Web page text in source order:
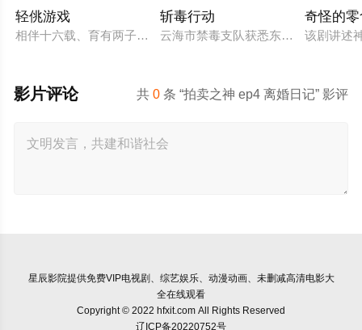
轻佻游戏
相伴十六载、育有两子的弗朗索瓦与朱莉陷入灵肉疏离。为探
斩毒行动
云海市禁毒支队获悉东南亚毒王廖爷
奇怪的
该剧讲述
共0 条 “拍卖之神 ep4 离婚日记” 影评
影片评论
星辰影院提供免费VIP电视剧、综艺娱乐、动漫动画、未删减高清电影大
全在线观看
Copyright © 2022 hfxit.com All Rights Reserved
辽ICP备20220752号